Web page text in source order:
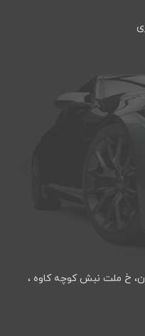
خ ملت نبش كوچه كاوه ،